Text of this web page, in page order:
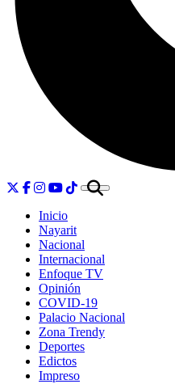
Inicio
Nayarit
Nacional
Internacional
Enfoque TV
Opinión
COVID-19
Palacio Nacional
Zona Trendy
Deportes
Edictos
Impreso